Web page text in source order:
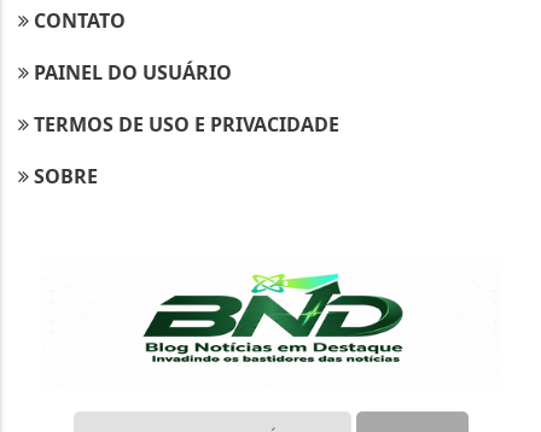
CONTATO
PAINEL DO USUÁRIO
TERMOS DE USO E PRIVACIDADE
SOBRE